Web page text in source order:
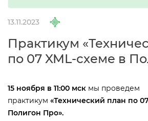
13.11.2023
Практикум
по 07 XML-схеме в
15 ноября в 11:00 мск мы проведем
практикум «Технический план по
Полигон Про».